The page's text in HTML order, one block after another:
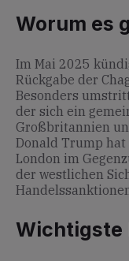
Worum es
Im Mai 2025
Rückgabe der
Besonders
der sich ein
Großbritannien
Donald Trump
London im
der westlichen
Wichtigste